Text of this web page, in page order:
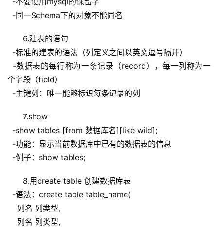
-同一Schema下的对象不能同名
6.建表的语句
-标准的建表的语法（列定义之间以英文逗号隔开）
-数据表的每行称为一条记录（record），每一列称为一
个字段（field）
-主键列：唯一能够标识每条记录的列
7.show
-show tables [from 数据库名][like wild];
-功能：显示当前数据库中已有的数据表的信息
-例子：show tables;
8.用create table 创建数据库表
-语法：create table table_name(
列名 列类型,
列名 列类型,